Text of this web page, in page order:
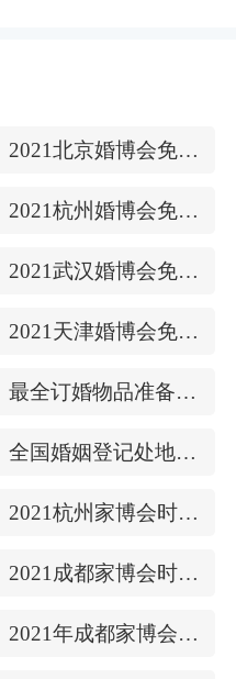
2021北京婚博会免费门票
2021杭州婚博会免费门票
2021武汉婚博会免费门票
2021天津婚博会免费门票
最全订婚物品准备清单
全国婚姻登记处地址/上下时间
2021杭州家博会时间表
2021成都家博会时间表
2021年成都家博会门票